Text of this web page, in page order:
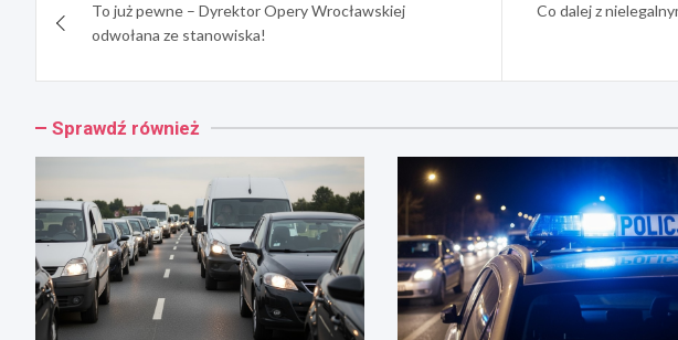
wpisuTo już pewne – Dyrektor Opery Wrocławskiej
odwołana ze stanowiska!
Co dalej z
Sprawdź również